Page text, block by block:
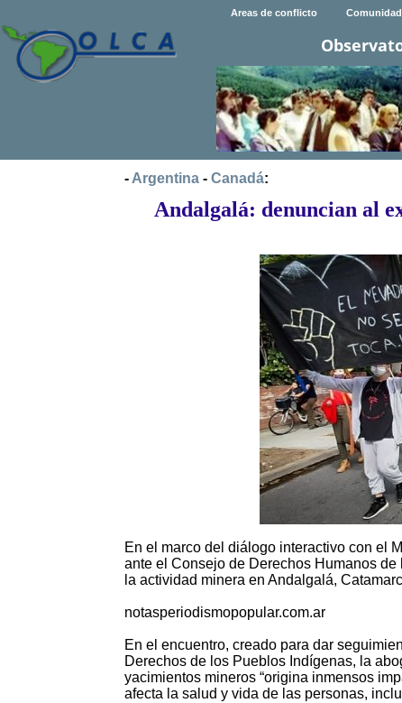
Areas de conflicto
- Argentina - Canadá:
Andalgalá: denuncian al
En el marco del diálogo interactivo con el
ante el Consejo de Derechos Humanos
la actividad minera en Andalgalá,
notasperiodismopopular.com.ar
En el encuentro, creado para dar
Derechos de los Pueblos Indígenas, la
yacimientos mineros “origina inmensos
afecta la salud y vida de las personas,